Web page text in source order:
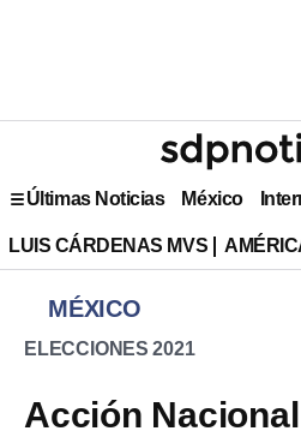
Últimas Noticias México
LUIS CÁRDENAS MVS
MÉXICO
ELECCIONES 2021
Acción